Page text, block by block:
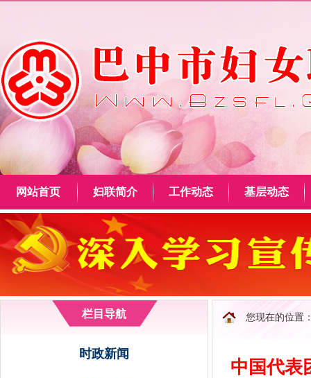
网站首页 妇联简介 工作动态 基层动态
栏目导航
时政新闻
您现在的位置
中国代表